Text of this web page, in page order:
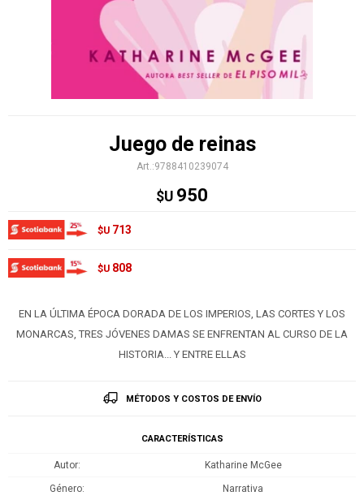
Juego de reinas
9788410239074
$U 950
$U 713
$U 808
EN LA ÚLTIMA ÉPOCA DORADA DE LOS IMPERIOS, LAS CORTES Y LOS
MONARCAS, TRES JÓVENES DAMAS SE ENFRENTAN AL CURSO DE LA
HISTORIA... Y ENTRE ELLAS
MÉTODOS Y COSTOS DE ENVÍO
CARACTERÍSTICAS
Autor Katharine McGee
Género Narrativa